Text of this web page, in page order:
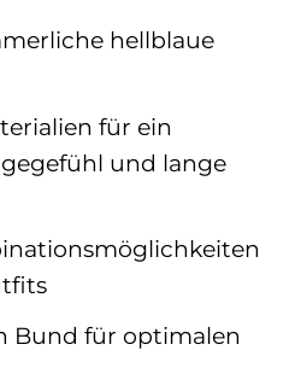
hellblaue
für ein
und lange
Bund für optimalen